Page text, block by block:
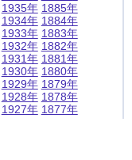
1935年
1934年
1933年
1932年
1931年
1930年
1929年
1928年
1927年
1885年
1884年
1883年
1882年
1881年
1880年
1879年
1878年
1877年